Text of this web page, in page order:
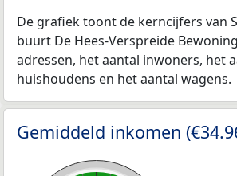
De grafiek toont de kerncijfers van
buurt De Hees-Verspreide
adressen, het aantal inwoners, het
huishoudens en het aantal wagens.
Gemiddeld inkomen